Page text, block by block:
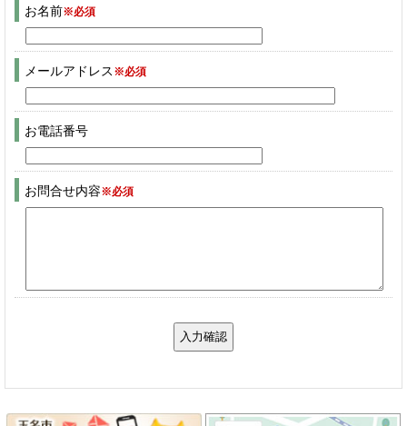
お名前※必須
メールアドレス ※必須
お電話番号
お問合せ内容※必須